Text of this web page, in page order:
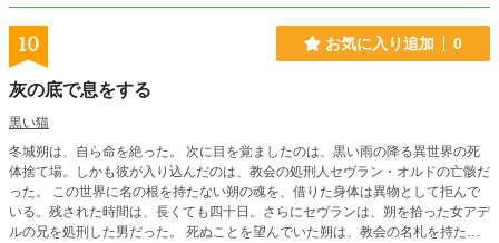
10 お気に入り追加 0
灰の底で息をする
黒い猫
冬城朔は、自ら命を絶った。 次に目を覚ましたのは、黒い雨の降る異世界の死
体捨て場。しかも彼が入り込んだのは、教会の処刑人セヴラン・オルドの亡骸だ
った。 この世界に名の根を持たない朔の魂を、借りた身体は異物として拒んで
いる。残された時間は、長くても四十日。さらにセヴランは、朔を拾った女アデ
ルの兄を処刑した男だった。 死ぬことを望んでいた朔は、教会の名札を持たな